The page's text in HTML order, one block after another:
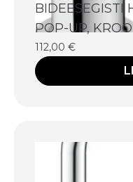
BIDEESEGISTI
POP-UP,
112,00 €